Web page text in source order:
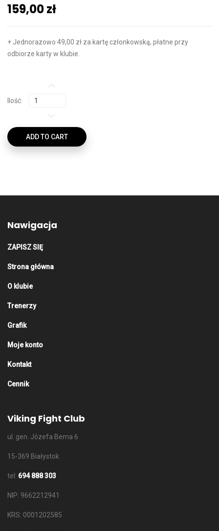
159,00zł
+ Jednorazowo 49,00 zł za kartę członkowską, płatne przy
odbiorze karty w klubie.
Ilość:
ADD TO CART
Nawigacja
ZAPISZ SIĘ
Strona główna
O klubie
Trenerzy
Grafik
Moje konto
Kontakt
Cennik
Viking Fight Club
ul. gen. Józefa Bema 6
15-369 Białystok
tel: 694 888 303
NIP: 9662212941
KRS: 0001202585